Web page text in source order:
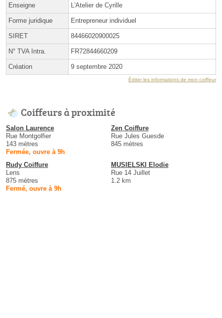
Enseigne L'Atelier de Cyrille
Forme juridique Entrepreneur individuel
SIRET 84466020900025
N° TVA Intra. FR72844660209
Création 9 septembre 2020
Éditer les informations de mon coiffeur
Coiffeurs à proximité
Salon Laurence
Rue Montgolfier
143 mètres
Fermée, ouvre à 9h
Zen Coiffure
Rue Jules Guesde
845 mètres
Rudy Coiffure
Lens
875 mètres
Fermé, ouvre à 9h
MUSIELSKI Elodie
Rue 14 Juillet
1.2 km